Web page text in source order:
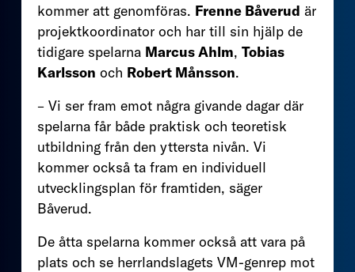
kommer att genomföras. Frenne Båverud är
projektkoordinator och har till sin hjälp de
tidigare spelarna Marcus Ahlm, Tobias
Karlsson och Robert Månsson.
– Vi ser fram emot några givande dagar där
spelarna får både praktisk och teoretisk
utbildning från den yttersta nivån. Vi
kommer också ta fram en individuell
utvecklingsplan för framtiden, säger
Båverud.
De åtta spelarna kommer också att vara på
plats och se herrlandslagets VM-genrep mot